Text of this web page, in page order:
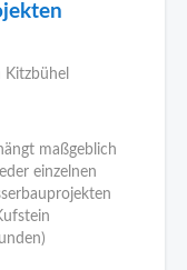
maßgeblich
einzelnen